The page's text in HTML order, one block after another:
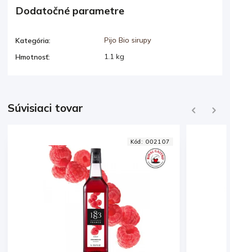
Dodatočné parametre
Kategória:
Pijo Bio sirupy
Hmotnosť: 1.1 kg
Súvisiaci tovar Previous
Kód:002090
Next